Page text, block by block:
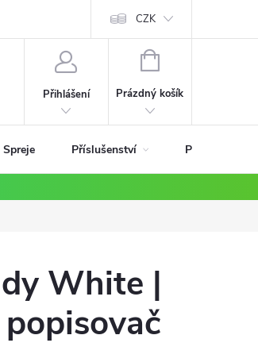
CZK
Přihlášení
NÁKUPNÍ
Prázdný košík
Spreje Příslušenství Podle
White |